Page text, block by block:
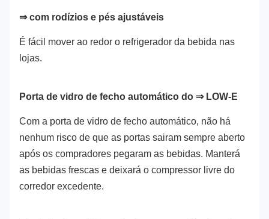
⇒ com rodízios e pés ajustáveis
É fácil mover ao redor o refrigerador da bebida nas
lojas.
Porta de vidro de fecho automático do ⇒ LOW-E
Com a porta de vidro de fecho automático, não há
nenhum risco de que as portas sairam sempre aberto
após os compradores pegaram as bebidas. Manterá
as bebidas frescas e deixará o compressor livre do
corredor excedente.